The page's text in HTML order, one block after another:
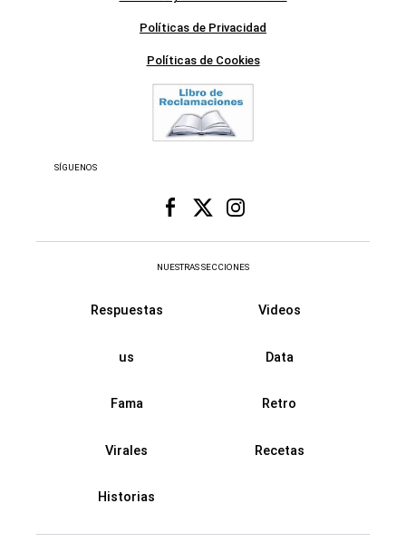
Políticas de Privacidad
Políticas de Cookies
SÍGUENOS
NUESTRAS SECCIONES
Respuestas Videos
us Data
Fama Retro
Virales Recetas
Historias